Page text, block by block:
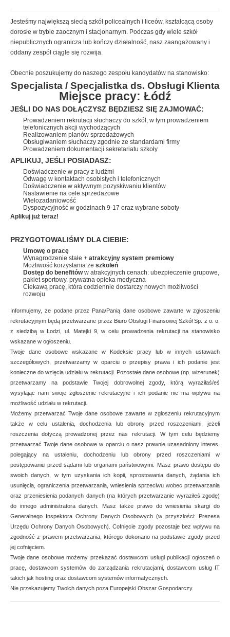
Jesteśmy największą siecią szkół policealnych i liceów, kształcącą osoby
dorosłe w trybie zaocznym i stacjonarnym. Podczas gdy wiele szkół
niepublicznych ogranicza lub kończy działalność, nasz zaangażowany i
oddany zespół ciągle się rozwija.
Obecnie poszukujemy do naszego zespołu kandydatów na stanowisko:
Specjalista / Specjalistka ds. Obsługi Klienta
Miejsce pracy: Łódź
JEŚLI DO NAS DOŁĄCZYSZ BĘDZIESZ SIĘ ZAJMOWAĆ:
Prowadzeniem rekrutacji słuchaczy do szkół, w tym prowadzeniem
telefonicznych akcji wychodzących
Realizowaniem planów sprzedażowych
Obsługiwaniem słuchaczy zgodnie ze standardami firmy
Prowadzeniem dokumentacji sekretariatu szkoły
APLIKUJ, JEŚLI POSIADASZ:
Doświadczenie w pracy z ludźmi
Odwagę w kontaktach osobistych i telefonicznych
Doświadczenie w aktywnym pozyskiwaniu klientów
Nastawienie na cele sprzedażowe
Wielozadaniowość
Dyspozycyjność w godzinach 9-17 oraz wybrane soboty
Aplikuj już teraz!
PRZYGOTOWALIŚMY DLA CIEBIE:
Umowę o pracę
Wynagrodzenie stałe + atrakcyjny system premiowy
Możliwość korzystania ze szkoleń
Dostęp do benefitóww atrakcyjnych cenach: ubezpieczenie grupowe,
pakiet sportowy, prywatna opieka medyczna
Ciekawą pracę, która codziennie dostarczy nowych możliwości
rozwoju
Informujemy, że podane przez Pana/Panią dane osobowe zawarte w zgłoszeniu
rekrutacyjnym będą przetwarzane przez Biuro Obsługi Finansowej Szkół Sp. z o. o.
z siedzibą w Łodzi, ul. Matejki 9, w celu prowadzenia rekrutacji na stanowisko
wskazane w ogłoszeniu.
Twoje dane osobowe wskazane w Kodeksie pracy lub w innych ustawach
szczegółowych, przetwarzamy w oparciu o przepisy prawa i ich podanie jest
konieczne do wzięcia udziału w rekrutacji. Pozostałe dane osobowe (np. wizerunek)
przetwarzamy na podstawie Twojej dobrowolnej zgody, którą wyraziłaś/eś
wysyłając nam swoje zgłoszenie rekrutacyjne i ich podanie nie ma wpływu na
możliwość udziału w rekrutacji.
Możemy przetwarzać Twoje dane osobowe zawarte w zgłoszeniu rekrutacyjnym
także w celu ustalenia, dochodzenia lub obrony przed roszczeniami, jeżeli
roszczenia dotyczą prowadzonej przez nas rekrutacji. W tym celu będziemy
przetwarzać Twoje dane osobowe w oparciu o nasz prawnie uzasadniony interes,
polegający na ustaleniu, dochodzeniu lub obrony przed roszczeniami w
postępowaniu przed sądami lub organami państwowymi. Masz prawo dostępu do
swoich danych, w tym uzyskania ich kopii, sprostowania danych, żądania ich
usunięcia, ograniczenia przetwarzania, wniesienia sprzeciwu wobec przetwarzania
oraz przeniesienia podanych danych (na których przetwarzanie wyraziłeś zgodę)
do innego administratora danych. Masz także prawo do wniesienia skargi do
Generalnego Inspektora Ochrony Danych Osobowych (w przyszłości: Prezesa
Urzędu Ochrony Danych Osobowych). Cofnięcie zgody pozostaje bez wpływu na
zgodność z prawem przetwarzania, którego dokonano na podstawie zgody przed
jej cofnięciem.
Twoje dane osobowe możemy przekazać dostawcom usługi publikacji ogłoszeń o
pracę, dostawcom systemów do zarządzania rekrutacjami, dostawcom usług IT
takich jak hosting oraz dostawcom systemów informatycznych.
Nie przekazujemy Twoich danych poza Europejski Obszar Gospodarczy.